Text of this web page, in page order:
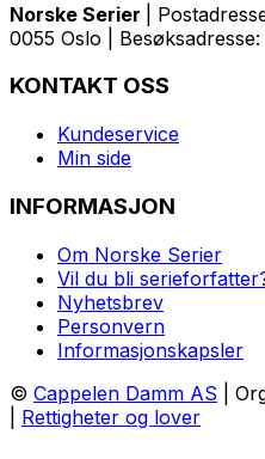
Norske Serier
|
0055 Oslo |
KONTAKT OSS
Kundeservice
Min side
INFORMASJON
Om Norske Serier
Vil du bli
Nyhetsbrev
Personvern
Informasjonskapsler
© Cappelen Damm AS |
Rettigheter og lover